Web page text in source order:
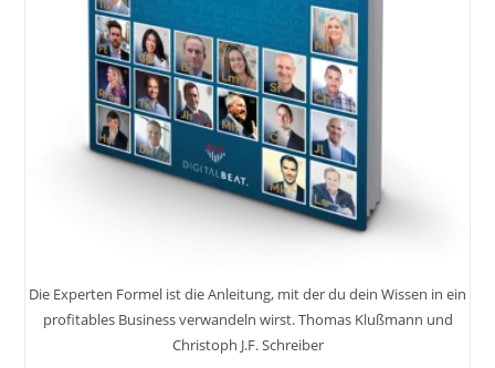
Die Experten Formel ist die Anleitung, mit der du dein Wissen in ein
profitables Business verwandeln wirst. Thomas Klußmann und
Christoph J.F. Schreiber